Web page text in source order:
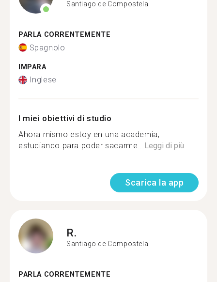
Santiago de Compostela
PARLA CORRENTEMENTE
Spagnolo
IMPARA
Inglese
I miei obiettivi di studio
Ahora mismo estoy en una academia,
estudiando para poder sacarme...Leggi di più
Scarica la app
R.
Santiago de Compostela
PARLA CORRENTEMENTE